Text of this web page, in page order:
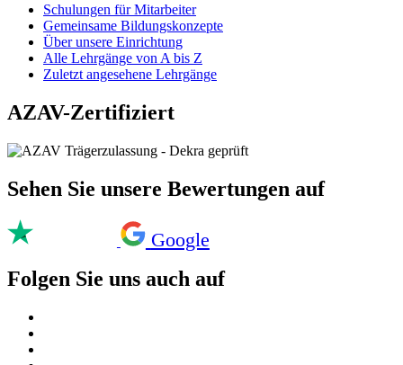
Schulungen für Mitarbeiter
Gemeinsame Bildungskonzepte
Über unsere Einrichtung
Alle Lehrgänge von A bis Z
Zuletzt angesehene Lehrgänge
AZAV-Zertifiziert
Sehen Sie unsere Bewertungen auf
Google
Folgen Sie uns auch auf